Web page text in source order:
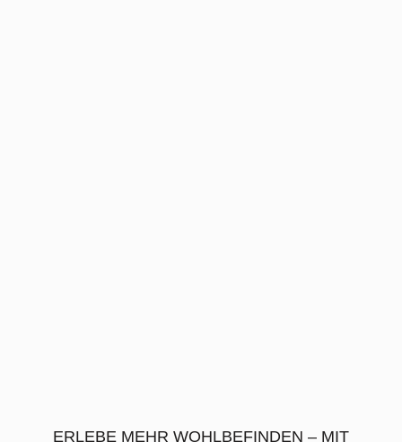
ERLEBE MEHR WOHLBEFINDEN – MIT